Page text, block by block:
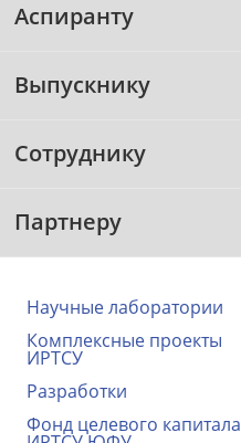
Аспиранту
Выпускнику
Сотруднику
Партнеру
Научные лаборатории
Комплексные проекты
ИРТСУ
Разработки
Фонд целевого капитала